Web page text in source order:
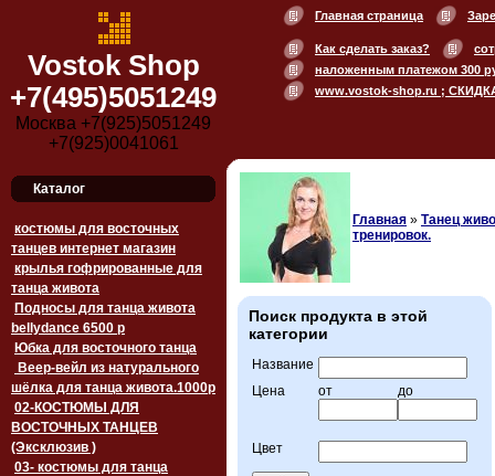
Vostok Shop
+7(495)5051249
Москва +7(925)5051249
+7(925)0041061
Главная страница
Как сделать заказ?
наложенным платежом 300
www.vostok-shop.ru ;
Каталог
костюмы для восточных
танцев интернет магазин
крылья гофрированные для
танца живота
Подносы для танца живота
bellydance 6500 p
Юбка для восточного танца
Веер-вейл из натурального
шёлка для танца живота.1000p
02-КОСТЮМЫ ДЛЯ
ВОСТОЧНЫХ ТАНЦЕВ
(Эксклюзив )
03- костюмы для танца
Главная » Танец
тренировок.
Поиск продукта в этой
категории
Название
Цена
от до
Цвет